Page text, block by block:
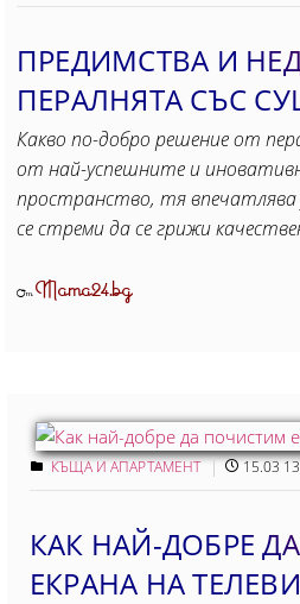
ПРЕДИМСТВА И
ПЕРАЛНЯТА СЪС
Какво по-добро решение от
от най-успешните и
пространство, тя впечатлява
се стреми да се грижи
ОтMama24.bg
КЪЩА И АПАРТАМЕНТ 15.03
КАК НАЙ-ДОБРЕ
ЕКРАНА НА